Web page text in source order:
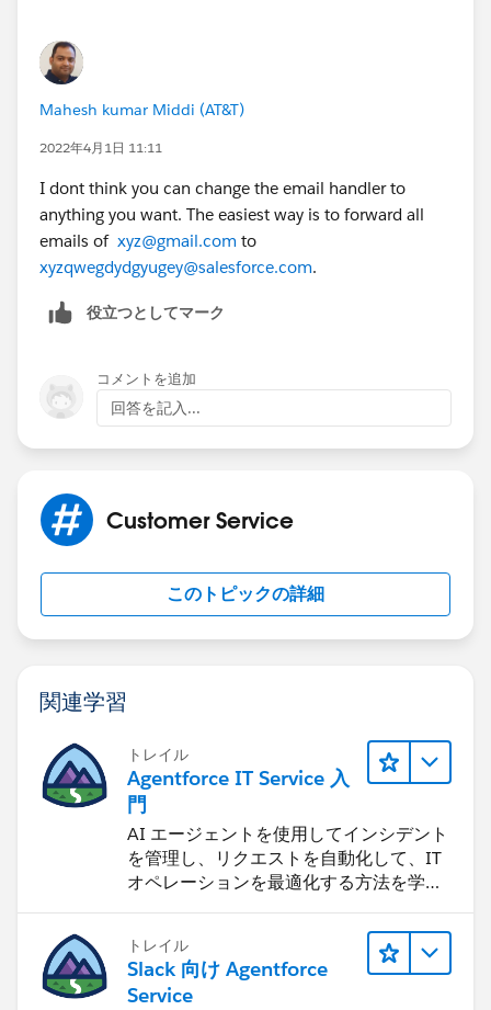
Mahesh kumar Middi (AT&T)
2022年4月1日 11:11
I dont think you can change the email handler to
anything you want. The easiest way is to forward all
emails of xyz@gmail.com to
xyzqwegdydgyugey@salesforce.com.
役立つとしてマーク
コメントを追加
回答を記入...
Customer Service
このトピックの詳細
関連学習
トレイル
Agentforce IT Service 入
門
AI エージェントを使用してインシデント
を管理し、リクエストを自動化して、IT
オペレーションを最適化する方法を学習
します。
トレイル
Slack 向け Agentforce
Service